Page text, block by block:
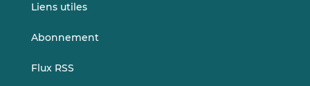
Liens utiles
Abonnement
Flux RSS